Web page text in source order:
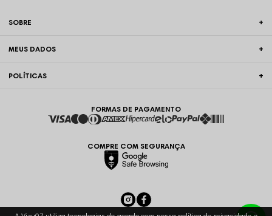
SOBRE
MEUS DADOS
POLÍTICAS
FORMAS DE PAGAMENTO
COMPRE COM SEGURANÇA